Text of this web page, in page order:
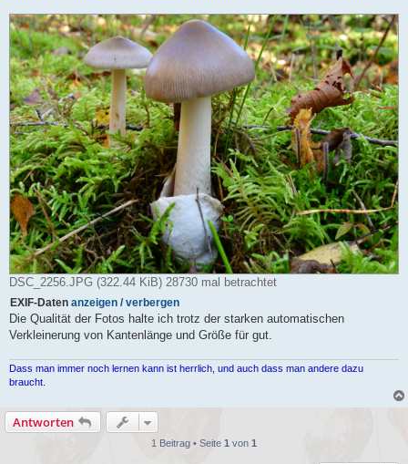
DSC_2256.JPG (322.44 KiB) 28730 mal betrachtet
EXIF-Daten anzeigen / verbergen
Die Qualität der Fotos halte ich trotz der starken automatischen
Verkleinerung von Kantenlänge und Größe für gut.
Dass man immer noch lernen kann ist herrlich, und auch dass man andere dazu
braucht.
Antworten
1 Beitrag • Seite 1 von 1